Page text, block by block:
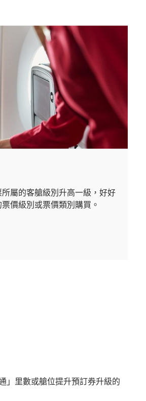
屬的客艙級別升高一級，好好
價級別或票價類別購買。
」里數或艙位提升預訂券升級的